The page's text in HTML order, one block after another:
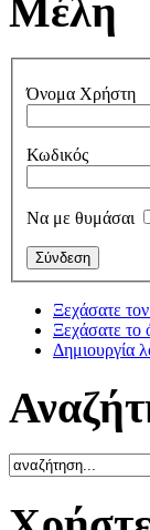
Μέλη
Όνομα Χρήστη
Κωδικός
Να με θυμάσαι
Ξεχάσατε
Ξεχάσατε το
Δημιουργία